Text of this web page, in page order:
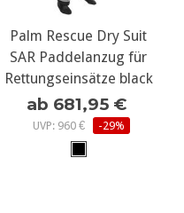
Palm Rescue Dry Suit
SAR Paddelanzug für
Rettungseinsätze black
ab 681,95 €
UVP: 960 € -29%